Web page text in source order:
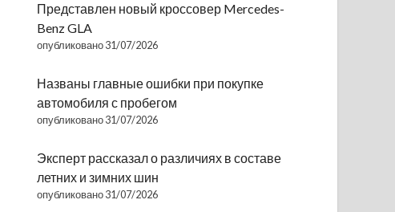
Представлен новый кроссовер Mercedes-
Benz GLA
опубликовано 31/07/2026
Названы главные ошибки при покупке
автомобиля с пробегом
опубликовано 31/07/2026
Эксперт рассказал о различиях в составе
летних и зимних шин
опубликовано 31/07/2026